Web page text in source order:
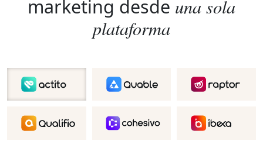
marketing desde una sola
plataforma